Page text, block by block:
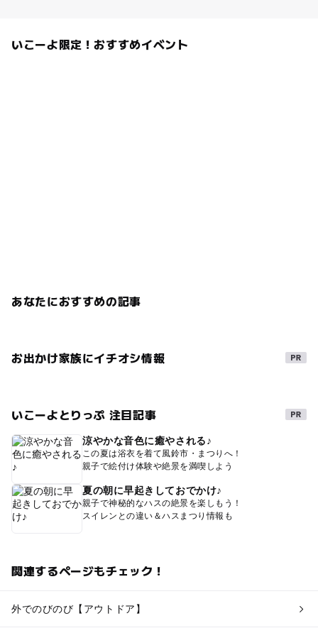
いこーよ限定！おすすめイベント
あなたにおすすめの記事
お出かけ家族にイチオシ情報
いこーよとりっぷ 注目記事
涼やかな音色に癒やされる♪
この夏は浴衣を着て風鈴市・まつりへ！
親子で絵付け体験や絶景を満喫しよう
夏の朝に早起きしておでかけ♪
親子で神秘的なハスの絶景を楽しもう！
スイレンとの違い＆ハスまつり情報も
関連するページもチェック！
外でのびのび【アウトドア】